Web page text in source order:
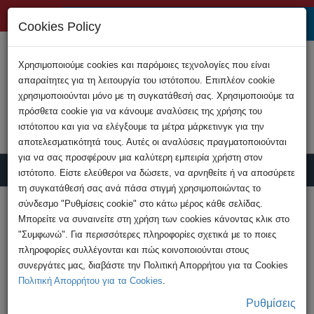
Υποβολή Καταγγελίας
HOME
Ανακοινώσεις
Χιλιάδες είδη ένδυσης πιθανόν απομιμήσεις
κατακρατήθηκαν σε ...
Cookies Policy
Χρησιμοποιούμε cookies και παρόμοιες τεχνολογίες που είναι
απαραίτητες για τη λειτουργία του ιστότοπου. Επιπλέον cookie
χρησιμοποιούνται μόνο με τη συγκατάθεσή σας. Χρησιμοποιούμε τα
πρόσθετα cookie για να κάνουμε αναλύσεις της χρήσης του
ιστότοπου και για να ελέγξουμε τα μέτρα μάρκετινγκ για την
αποτελεσματικότητά τους. Αυτές οι αναλύσεις πραγματοποιούνται
για να σας προσφέρουν μια καλύτερη εμπειρία χρήστη στον
ιστότοπο. Είστε ελεύθεροι να δώσετε, να αρνηθείτε ή να αποσύρετε
τη συγκατάθεσή σας ανά πάσα στιγμή χρησιμοποιώντας το
σύνδεσμο "Ρυθμίσεις cookie" στο κάτω μέρος κάθε σελίδας.
Μπορείτε να συναινείτε στη χρήση των cookies κάνοντας κλικ στο
"Συμφωνώ". Για περισσότερες πληροφορίες σχετικά με το ποιες
πληροφορίες συλλέγονται και πώς κοινοποιούνται στους
συνεργάτες μας, διαβάστε την Πολιτική Απορρήτου για τα Cookies
Πολιτική Απορρήτου για τα Cookies.
Ρυθμίσεις